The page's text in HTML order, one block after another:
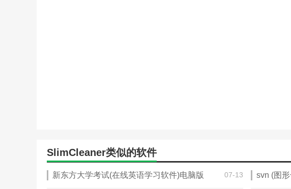
SlimCleaner类似的软件
新东方大学考试(在线英语学习软件)电脑版 07-13